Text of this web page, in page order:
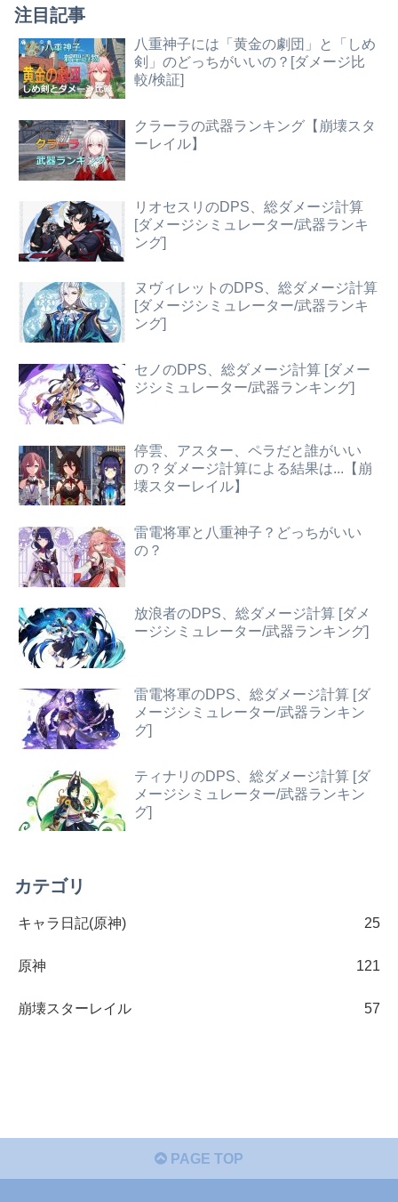
注目記事
八重神子には「黄金の劇団」と「しめ
剣」のどっちがいいの？[ダメージ比
較/検証]
クラーラの武器ランキング【崩壊スタ
ーレイル】
リオセスリのDPS、総ダメージ計算
[ダメージシミュレーター/武器ランキ
ング]
ヌヴィレットのDPS、総ダメージ計算
[ダメージシミュレーター/武器ランキ
ング]
セノのDPS、総ダメージ計算 [ダメー
ジシミュレーター/武器ランキング]
停雲、アスター、ペラだと誰がいい
の？ダメージ計算による結果は...【崩
壊スターレイル】
雷電将軍と八重神子？どっちがいい
の？
放浪者のDPS、総ダメージ計算 [ダメ
ージシミュレーター/武器ランキング]
雷電将軍のDPS、総ダメージ計算 [ダ
メージシミュレーター/武器ランキン
グ]
ティナリのDPS、総ダメージ計算 [ダ
メージシミュレーター/武器ランキン
グ]
カテゴリ
キャラ日記(原神) 25
原神 121
崩壊スターレイル 57
PAGE TOP